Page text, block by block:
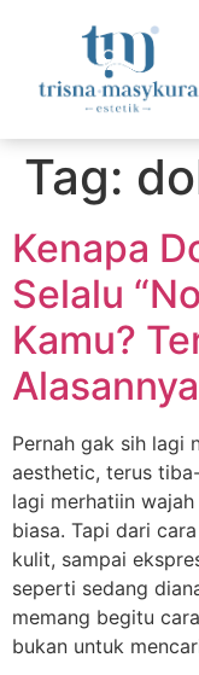
Tag:
Kenapa
Selalu
Kamu?
Alasannya
Pernah gak sih lagi
aesthetic, terus
lagi merhatiin
biasa. Tapi dari
kulit, sampai
seperti sedang
memang begitu
bukan untuk